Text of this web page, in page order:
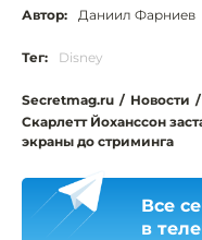
Автор: Даниил Фарниев
Тег: Disney
Secretmag.ru / Новости /
Скарлетт Йоханссон
экраны до стриминга
Все
в